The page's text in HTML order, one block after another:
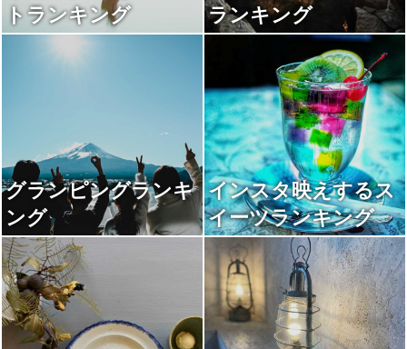
トランキング
ランキング
グランピングランキ
ング
インスタ映えするス
イーツランキング